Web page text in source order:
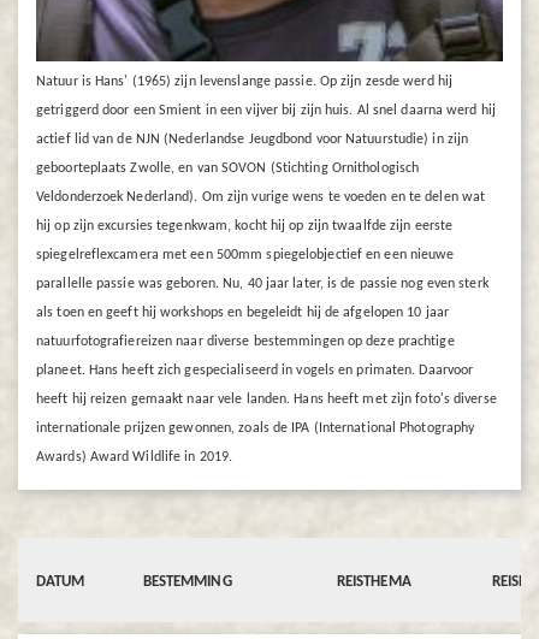
Natuur is Hans' (1965) zijn levenslange passie. Op zijn zesde werd hij
getriggerd door een Smient in een vijver bij zijn huis. Al snel daarna werd hij
actief lid van de NJN (Nederlandse Jeugdbond voor Natuurstudie) in zijn
geboorteplaats Zwolle, en van SOVON (Stichting Ornithologisch
Veldonderzoek Nederland). Om zijn vurige wens te voeden en te delen wat
hij op zijn excursies tegenkwam, kocht hij op zijn twaalfde zijn eerste
spiegelreflexcamera met een 500mm spiegelobjectief en een nieuwe
parallelle passie was geboren. Nu, 40 jaar later, is de passie nog even sterk
als toen en geeft hij workshops en begeleidt hij de afgelopen 10 jaar
natuurfotografiereizen naar diverse bestemmingen op deze prachtige
planeet. Hans heeft zich gespecialiseerd in vogels en primaten. Daarvoor
heeft hij reizen gemaakt naar vele landen. Hans heeft met zijn foto's diverse
internationale prijzen gewonnen, zoals de IPA (International Photography
Awards) Award Wildlife in 2019.
DATUM BESTEMMING REISTHEMA